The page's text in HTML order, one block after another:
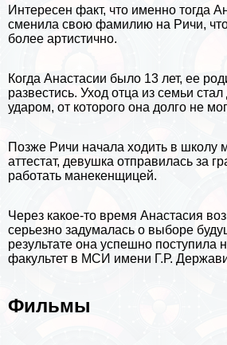
Интересен факт, что именно тогда
сменила свою фамилию на Ричи,
более артистично.
Когда Анастасии было 13 лет, ее
развестись. Уход отца из семьи
ударом, от которого она долго не
Позже Ричи начала ходить в школу
аттестат, дeвyшка отправилась за
работать манекенщицей.
Через какое-то время Анастасия
серьезно задумалась о выборе
результате она успешно поступила
факультет в МСИ имени Г.Р.
Фильмы